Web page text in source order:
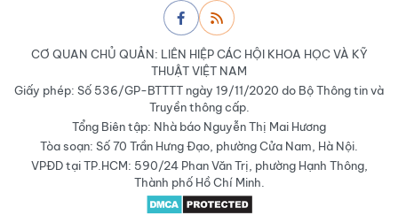
CƠ QUAN CHỦ QUẢN: LIÊN HIỆP CÁC HỘI KHOA HỌC VÀ KỸ
THUẬT VIỆT NAM
Giấy phép: Số 536/GP-BTTTT ngày 19/11/2020 do Bộ Thông tin và
Truyền thông cấp.
Tổng Biên tập: Nhà báo Nguyễn Thị Mai Hương
Tòa soạn: Số 70 Trần Hưng Đạo, phường Cửa Nam, Hà Nội.
VPĐD tại TP.HCM: 590/24 Phan Văn Trị, phường Hạnh Thông,
Thành phố Hồ Chí Minh.